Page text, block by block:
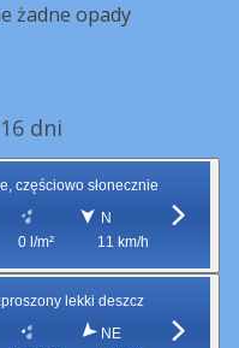
żadne opady
dni
częściowo słonecznie
0 l/m²
N
11 km/h
lekki deszcz
NE